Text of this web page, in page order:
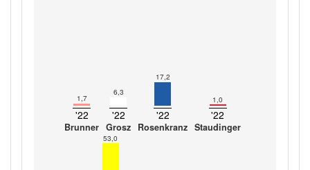
1,7
'22
Brunner
6,3
'22
Grosz
17,2
'22
Rosenkranz
1,0
'22
Staudinger
53,0